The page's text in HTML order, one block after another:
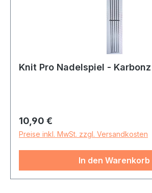
Knit Pro Nadelspiel - Karbonz
Regulärer Preis:
10,90 €
Preise inkl. MwSt. zzgl. Versandkosten
In den Warenkorb